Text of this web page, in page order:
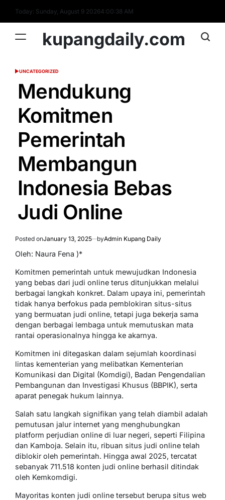
content
Today: Sunday, August 9 20264:00:39 AM
kupangdaily.com
POSTED
UNCATEGORIZED
Mendukung
Komitmen
Pemerintah
Membangun
Indonesia Bebas
Judi Online
Posted onJanuary 13, 2025 byAdmin Kupang Daily
Oleh: Naura Fena )*
Komitmen pemerintah untuk mewujudkan Indonesia
yang bebas dari judi online terus ditunjukkan melalui
berbagai langkah konkret. Dalam upaya ini, pemerintah
tidak hanya berfokus pada pemblokiran situs-situs
yang bermuatan judi online, tetapi juga bekerja sama
dengan berbagai lembaga untuk memutuskan mata
rantai operasionalnya hingga ke akarnya.
Komitmen ini ditegaskan dalam sejumlah koordinasi
lintas kementerian yang melibatkan Kementerian
Komunikasi dan Digital (Komdigi), Badan Pengendalian
Pembangunan dan Investigasi Khusus (BBPIK), serta
aparat penegak hukum lainnya.
Salah satu langkah signifikan yang telah diambil adalah
pemutusan jalur internet yang menghubungkan
platform perjudian online di luar negeri, seperti Filipina
dan Kamboja. Selain itu, ribuan situs judi online telah
diblokir oleh pemerintah. Hingga awal 2025, tercatat
sebanyak 711.518 konten judi online berhasil ditindak
oleh Kemkomdigi.
Mayoritas konten judi online tersebut berupa situs web